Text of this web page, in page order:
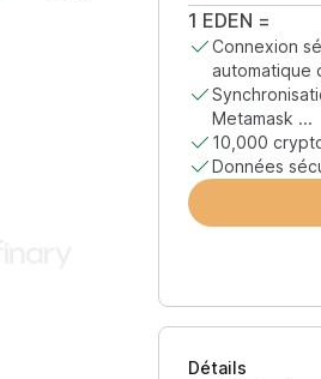
1 EDEN =
Connexion
automatique
Metamask ...
10,000
Données
Détails